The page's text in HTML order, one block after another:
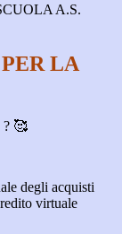
A.S.
LA
? 🥰
degli acquisti
virtuale